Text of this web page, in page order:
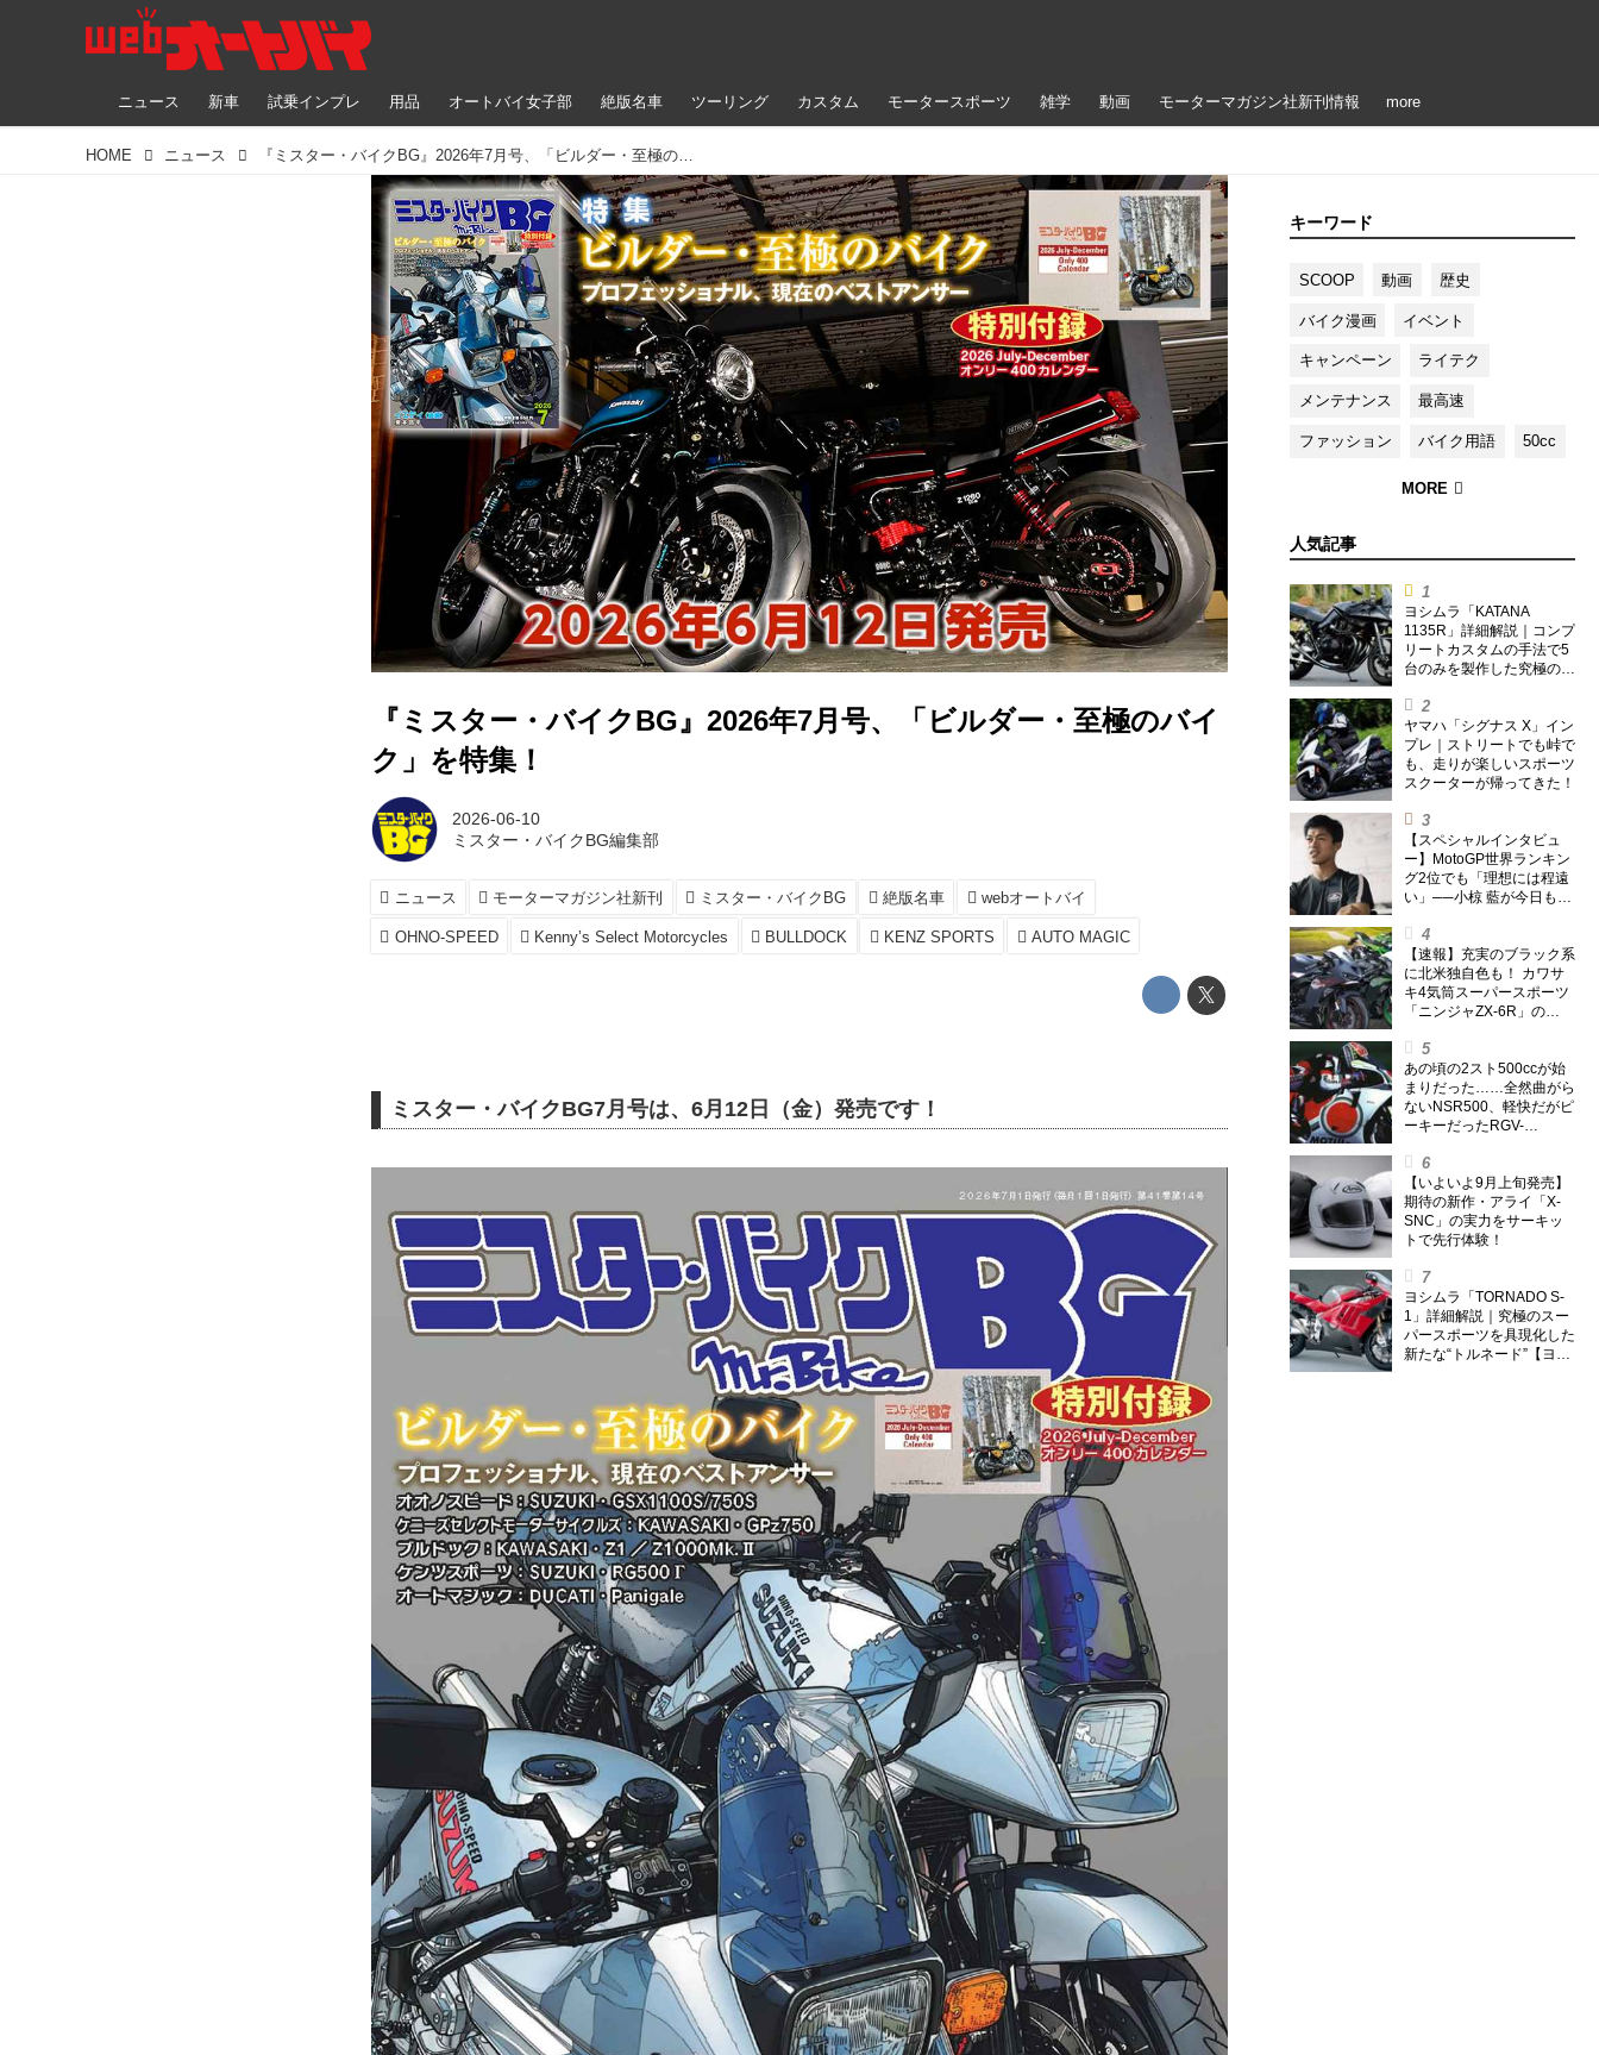
ニュース 新車 試乗インプレ 用品 オートバイ女子部 絶版名車 ツーリング カスタム モータースポーツ 雑学 動画 モーターマガジン社新刊情報 more
HOME ニュース 『ミスター・バイクBG』2026年7月号、「ビルダー・至極のバイク」を特集！
『ミスター・バイクBG』2026年7月号、「ビルダー・至極のバイ
ク」を特集！
2026-06-10
ミスター・バイクBG編集部
ニュース モーターマガジン社新刊 ミスター・バイクBG 絶版名車 webオートバイ
OHNO-SPEED Kenny’s Select Motorcycles BULLDOCK KENZ SPORTS AUTO MAGIC
キーワード
SCOOP 動画 歴史
バイク漫画 イベント
キャンペーン ライテク
メンテナンス 最高速
ファッション バイク用語 50cc
人気記事
ヨシムラ「KATANA
1135R」詳細解説｜コンプ
リートカスタムの手法で5
台のみを製作した究極の銘
ヤマハ「シグナス X」イン
プレ｜ストリートでも峠で
も、走りが楽しいスポーツ
スクーターが帰ってきた！
【スペシャルインタビュ
ー】MotoGP世界ランキン
グ2位でも「理想には程遠
い」──小椋 藍が今日も走
【速報】充実のブラック系
に北米独自色も！ カワサ
キ4気筒スーパースポーツ
「ニンジャZX-6R」の
筒ニンジャも出たよ【海
外】
あの頃の2スト500ccが始
まりだった……全然曲がら
ないNSR500、軽快だがピ
ーキーだったRGV-
(アオキマニアックレーシ
ング) Vol.1】
【いよいよ9月上旬発売】
期待の新作・アライ「X-
SNC」の実力をサーキッ
トで先行体験！
ヨシムラ「TORNADO S-
1」詳細解説｜究極のスー
パースポーツを具現化した
新たな“トルネード”【ヨシ
ミスター・バイクBG7月号は、6月12日（金）発売です！